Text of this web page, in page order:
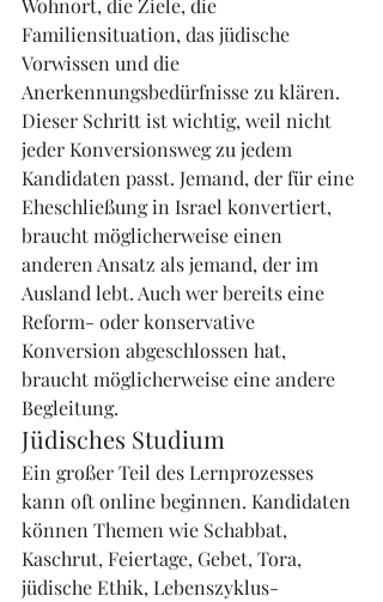
Wohnort, die Ziele, die
Familiensituation, das jüdische
Vorwissen und die
Anerkennungsbedürfnisse zu klären.
Dieser Schritt ist wichtig, weil nicht
jeder Konversionsweg zu jedem
Kandidaten passt. Jemand, der für eine
Eheschließung in Israel konvertiert,
braucht möglicherweise einen
anderen Ansatz als jemand, der im
Ausland lebt. Auch wer bereits eine
Reform- oder konservative
Konversion abgeschlossen hat,
braucht möglicherweise eine andere
Begleitung.
Jüdisches Studium
Ein großer Teil des Lernprozesses
kann oft online beginnen. Kandidaten
können Themen wie Schabbat,
Kaschrut, Feiertage, Gebet, Tora,
jüdische Ethik, Lebenszyklus-